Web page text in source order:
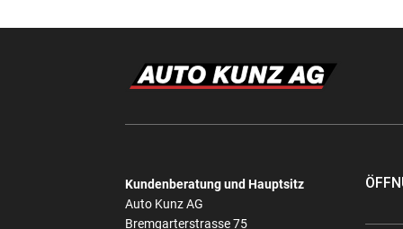
Kundenberatung und Hauptsitz
Auto Kunz AG
Bremgarterstrasse 75